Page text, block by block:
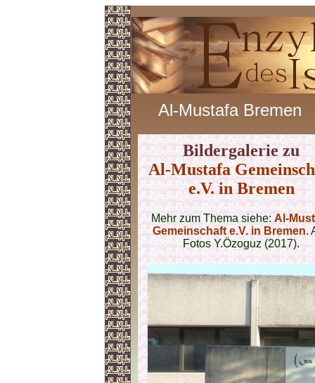
Al-Mustafa Bremen
Bildergalerie zu
Al-Mustafa
e.V. in Bremen
Mehr zum Thema siehe:Al-
Gemeinschaft e.V. in Bremen.
Fotos Y.Özoguz (2017).